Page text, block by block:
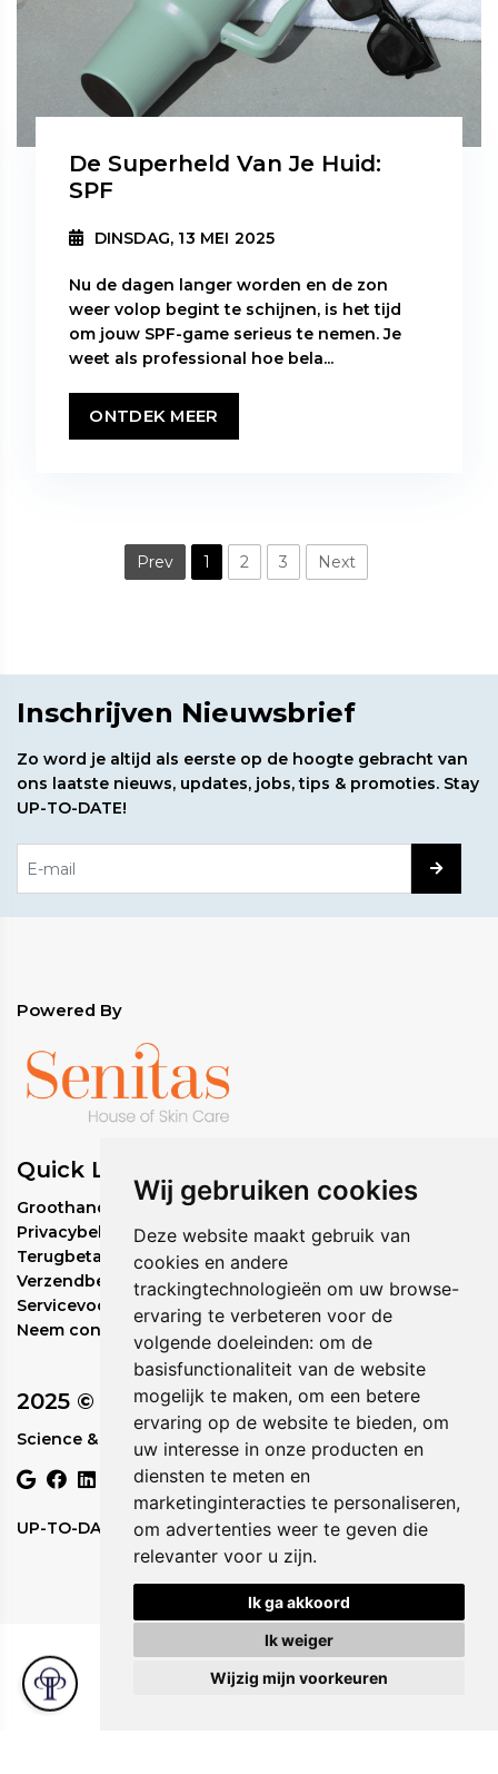
Wij gebruiken cookies
Deze website maakt gebruik van
cookies en andere
trackingtechnologieën om uw browse-
ervaring te verbeteren voor de
volgende doeleinden: om de
basisfunctionaliteit van de website
mogelijk te maken, om een betere
ervaring op de website te bieden, om
uw interesse in onze producten en
diensten te meten en
marketinginteracties te personaliseren,
om advertenties weer te geven die
relevanter voor u zijn.
Ik ga akkoord
Ik weiger
Wijzig mijn voorkeuren
De Superheld Van Je Huid:
SPF
DINSDAG, 13 MEI 2025
Nu de dagen langer worden en de zon
weer volop begint te schijnen, is het tijd
om jouw SPF-game serieus te nemen. Je
weet als professional hoe bela...
ONTDEK MEER
Prev 1 2 3 Next
Inschrijven Nieuwsbrief
Zo word je altijd als eerste op de hoogte gebracht van
ons laatste nieuws, updates, jobs, tips & promoties. Stay
UP-TO-DATE!
Powered By
Quick Links
Groothandel bestelbeleid
Privacybeleid
Terugbetalingsbeleid
Verzendbeleid
Servicevoorwaarden
Neem contact met ons op
2025 © Circadia
Science & Nature in Perfect Rhythm.
UP-TO-DATE WebDesign